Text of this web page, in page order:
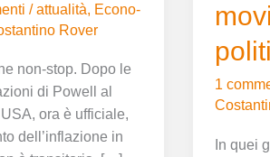
/attualità, Econo-
Rover
non-stop. Dopo le
di Powell al
ora è ufficiale,
dell’inflazione in
1
In quei